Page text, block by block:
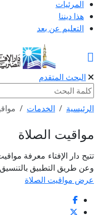
المرئيات
هذا ديننا
التعليم عن بعد
البحث المتقدم
الرئيسية الخدمات
مواقيت الصلاة
تتيح دار الإفتاء معرفة
وعن طريق التطبيق
عرض مواقيت الصلاة